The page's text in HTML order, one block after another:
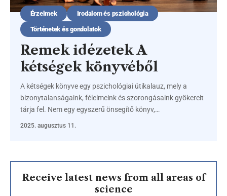
Érzelmek Irodalom és pszichológia
Történetek és gondolatok
Remek idézetek A
kétségek könyvéből
A kétségek könyve egy pszichológiai útikalauz, mely a
bizonytalanságaink, félelmeink és szorongásaink gyökereit
tárja fel. Nem egy egyszerű önsegítő könyv,…
2025. augusztus 11.
Receive latest news from all areas of
science